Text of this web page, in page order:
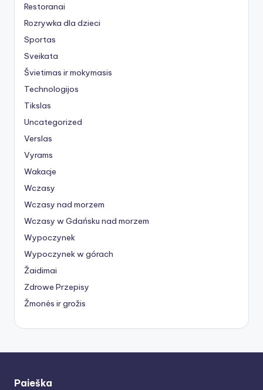
Restoranai
Rozrywka dla dzieci
Sportas
Sveikata
Švietimas ir mokymasis
Technologijos
Tikslas
Uncategorized
Verslas
Vyrams
Wakacje
Wczasy
Wczasy nad morzem
Wczasy w Gdańsku nad morzem
Wypoczynek
Wypoczynek w górach
Žaidimai
Zdrowe Przepisy
Žmonės ir grožis
Paieška